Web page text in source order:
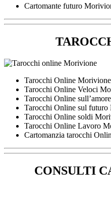
Cartomante futuro
Tarocchi Online Morivione
Tarocchi Online Veloci
Tarocchi Online
Tarocchi Online sul
Tarocchi Online soldi
Tarocchi Online Lavoro
Cartomanzia tarocchi
CONSULTI